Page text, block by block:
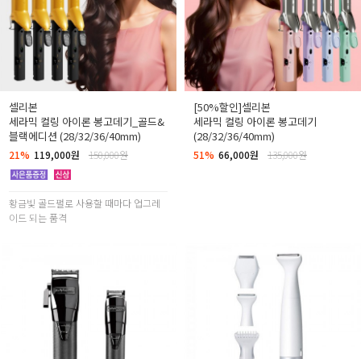
셀리본
세라믹 컬링 아이론 봉고데기_골드&
블랙에디션 (28/32/36/40mm)
21% 119,000원 150,000원
황금빛 골드펄로 사용할 때마다 업그레
이드 되는 품격
[50%할인]셀리본
세라믹 컬링 아이론 봉고데기
(28/32/36/40mm)
51% 66,000원 135,000원